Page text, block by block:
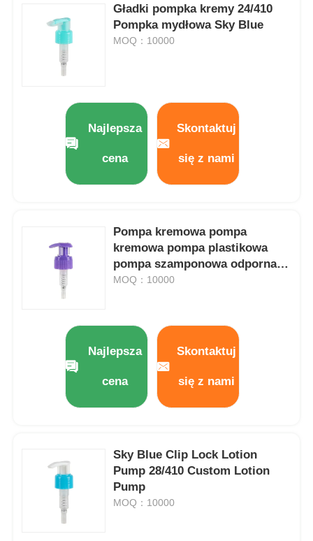
Gładki pompka kremy 24/410
Pompka mydłowa Sky Blue
MOQ：10000
Najlepsza
cena
Skontaktuj
się z nami
Pompa kremowa pompa
kremowa pompa plastikowa
pompa szamponowa odporna
na korozję
MOQ：10000
Najlepsza
cena
Skontaktuj
się z nami
Sky Blue Clip Lock Lotion
Pump 28/410 Custom Lotion
Pump
MOQ：10000